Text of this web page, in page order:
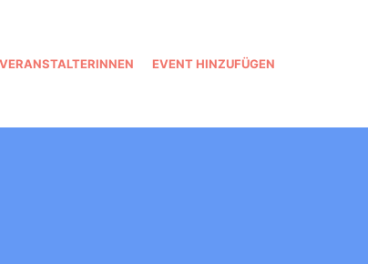
VERANSTALTERINNEN EVENT HINZUFÜGEN